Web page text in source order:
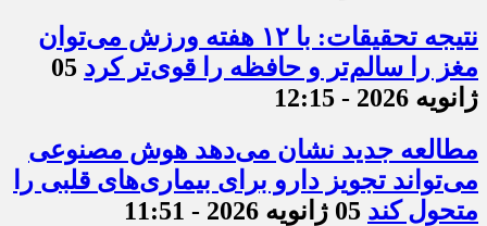
نتیجه تحقیقات: با ۱۲ هفته ورزش می‌توان
مغز را سالم‌تر و حافظه را قوی‌تر کرد 05
ژانویه 2026 - 12:15
مطالعه جدید نشان می‌دهد هوش مصنوعی
می‌تواند تجویز دارو برای بیماری‌های قلبی را
متحول کند 05 ژانویه 2026 - 11:51